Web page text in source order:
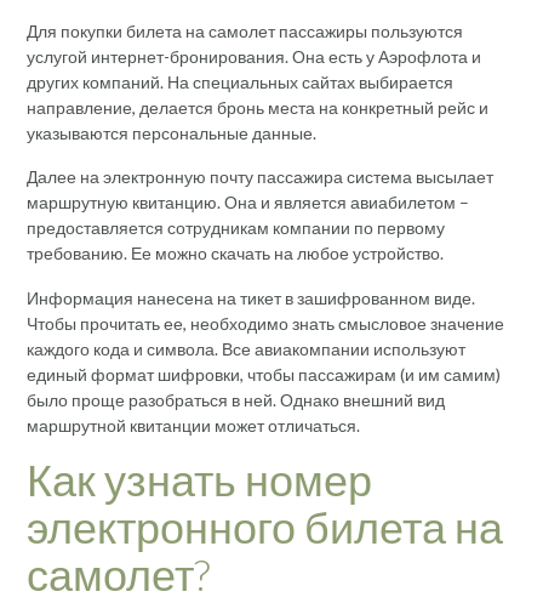
Для покупки билета на самолет пассажиры пользуются
услугой интернет-бронирования. Она есть у Аэрофлота и
других компаний. На специальных сайтах выбирается
направление, делается бронь места на конкретный рейс и
указываются персональные данные.
Далее на электронную почту пассажира система высылает
маршрутную квитанцию. Она и является авиабилетом –
предоставляется сотрудникам компании по первому
требованию. Ее можно скачать на любое устройство.
Информация нанесена на тикет в зашифрованном виде.
Чтобы прочитать ее, необходимо знать смысловое значение
каждого кода и символа. Все авиакомпании используют
единый формат шифровки, чтобы пассажирам (и им самим)
было проще разобраться в ней. Однако внешний вид
маршрутной квитанции может отличаться.
Как узнать номер
электронного билета на
самолет?